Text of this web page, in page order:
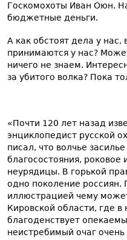
Госкомохоты Иван Оюн.
бюджетные деньги.
А как обстоят дела у
принимаются у нас?
ничего не знаем.
за убитого волка? Пока
«Почти 120 лет назад
энциклопедист русской
писал, что волчье
благосостояния, роковое
неурядицы. В горькой
одно поколение
иллюстрацией чему
Кировской области, где в
благоденствует
неистребимый очаг